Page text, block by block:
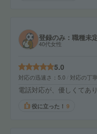
登録のみ：職種未
40代女性
5.0
対応の迅速さ 5.0 対応の丁
電話対応が、優しくてあ
役に立った！ 9